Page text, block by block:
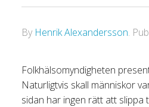
By Henrik Alexandersson.
Folkhälsomyndigheten
Naturligtvis skall människor
sidan har ingen rätt att slippa